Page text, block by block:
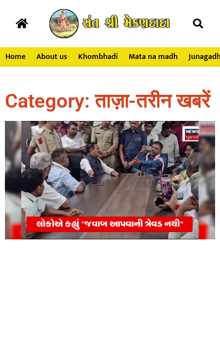
Home About us Khombhadi Mata na madh
Category: ताज़ा-तरीन खबरें​